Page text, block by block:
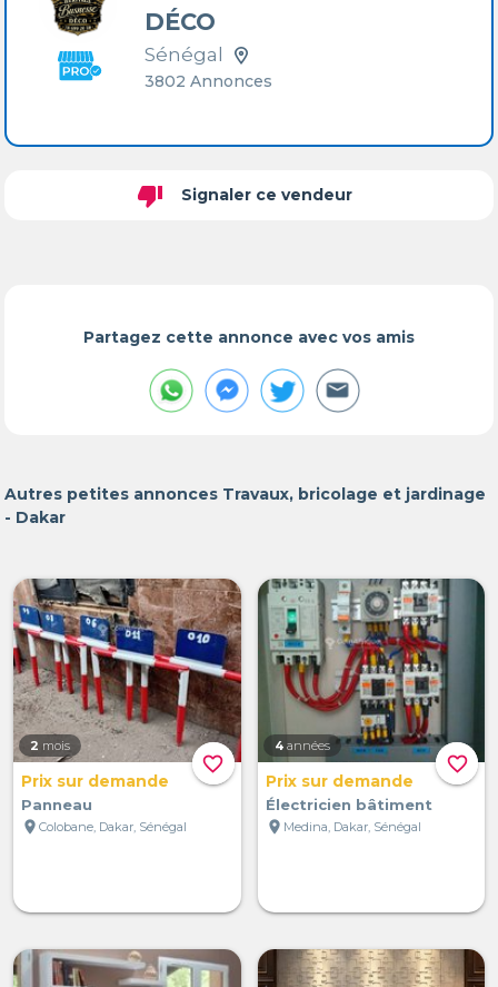
DÉCO
Sénégal
3802 Annonces
thumb_down Signaler ce vendeur
Partagez cette annonce avec vos amis
Autres petites annonces Travaux, bricolage et jardinage
- Dakar
favorite_border
2 mois
Prix sur demande
Panneau
location_on Colobane, Dakar, Sénégal
favorite_border
4 années
Prix sur demande
Électricien bâtiment
location_on Medina, Dakar, Sénégal